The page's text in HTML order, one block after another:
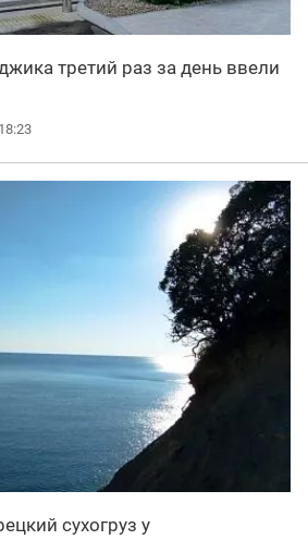
третий раз за день ввели
сухогруз у